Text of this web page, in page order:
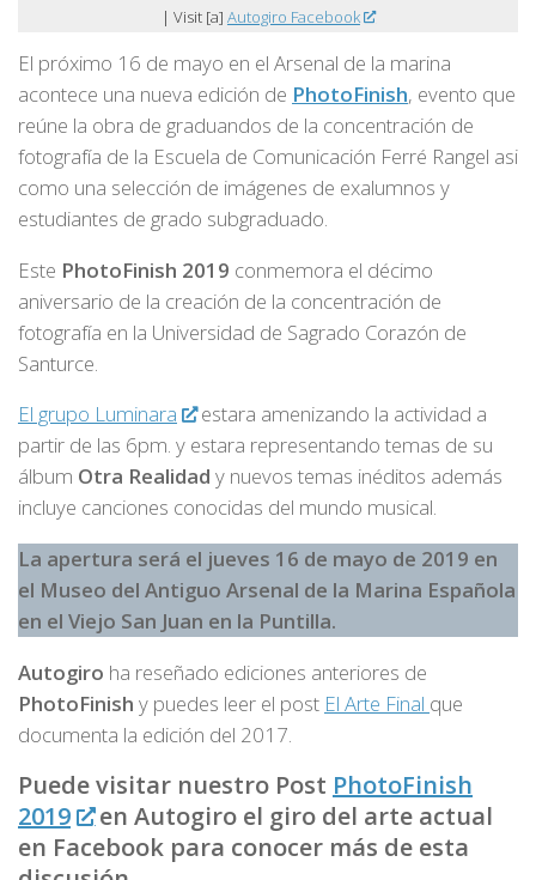
| Visit [a] Autogiro Facebook
El próximo 16 de mayo en el Arsenal de la marina
acontece una nueva edición de PhotoFinish, evento que
reúne la obra de graduandos de la concentración de
fotografía de la Escuela de Comunicación Ferré Rangel asi
como una selección de imágenes de exalumnos y
estudiantes de grado subgraduado.
Este PhotoFinish 2019 conmemora el décimo
aniversario de la creación de la concentración de
fotografía en la Universidad de Sagrado Corazón de
Santurce.
El grupo Luminara
estara amenizando la actividad a
partir de las 6pm. y estara representando temas de su
álbum Otra Realidad y nuevos temas inéditos además
incluye canciones conocidas del mundo musical.
La apertura será el jueves 16 de mayo de 2019 en
el Museo del Antiguo Arsenal de la Marina Española
en el Viejo San Juan en la Puntilla.
Autogiro ha reseñado ediciones anteriores de
PhotoFinish y puedes leer el post El Arte Final que
documenta la edición del 2017.
Puede visitar nuestro Post PhotoFinish
2019
en Autogiro el giro del arte actual
en Facebook para conocer más de esta